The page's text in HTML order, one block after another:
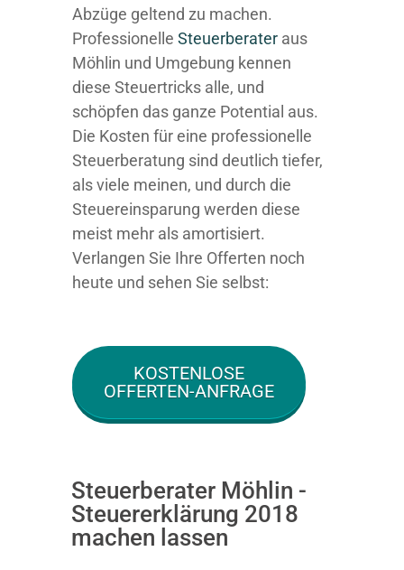
Abzüge geltend zu machen.
Professionelle Steuerberater aus
Möhlin und Umgebung kennen
diese Steuertricks alle, und
schöpfen das ganze Potential aus.
Die Kosten für eine professionelle
Steuerberatung sind deutlich tiefer,
als viele meinen, und durch die
Steuereinsparung werden diese
meist mehr als amortisiert.
Verlangen Sie Ihre Offerten noch
heute und sehen Sie selbst:
KOSTENLOSE
OFFERTEN-ANFRAGE
Steuerberater Möhlin -
Steuererklärung 2018
machen lassen